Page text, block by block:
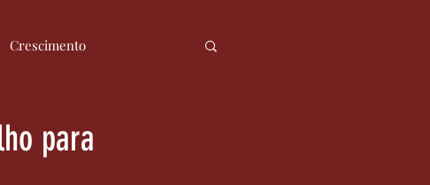
Crescimento
para